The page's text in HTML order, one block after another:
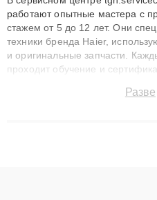
работают опытные мастера с
стажем от 5 до 12 лет. Они
техники бренда Haier,
и оригинальные запчасти.
проходит обучение и
сохранением гарантии до 3